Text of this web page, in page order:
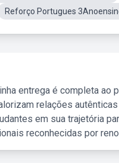
Reforço Portugues
entrega é completa
relações
em sua trajetória
reconhecidas por